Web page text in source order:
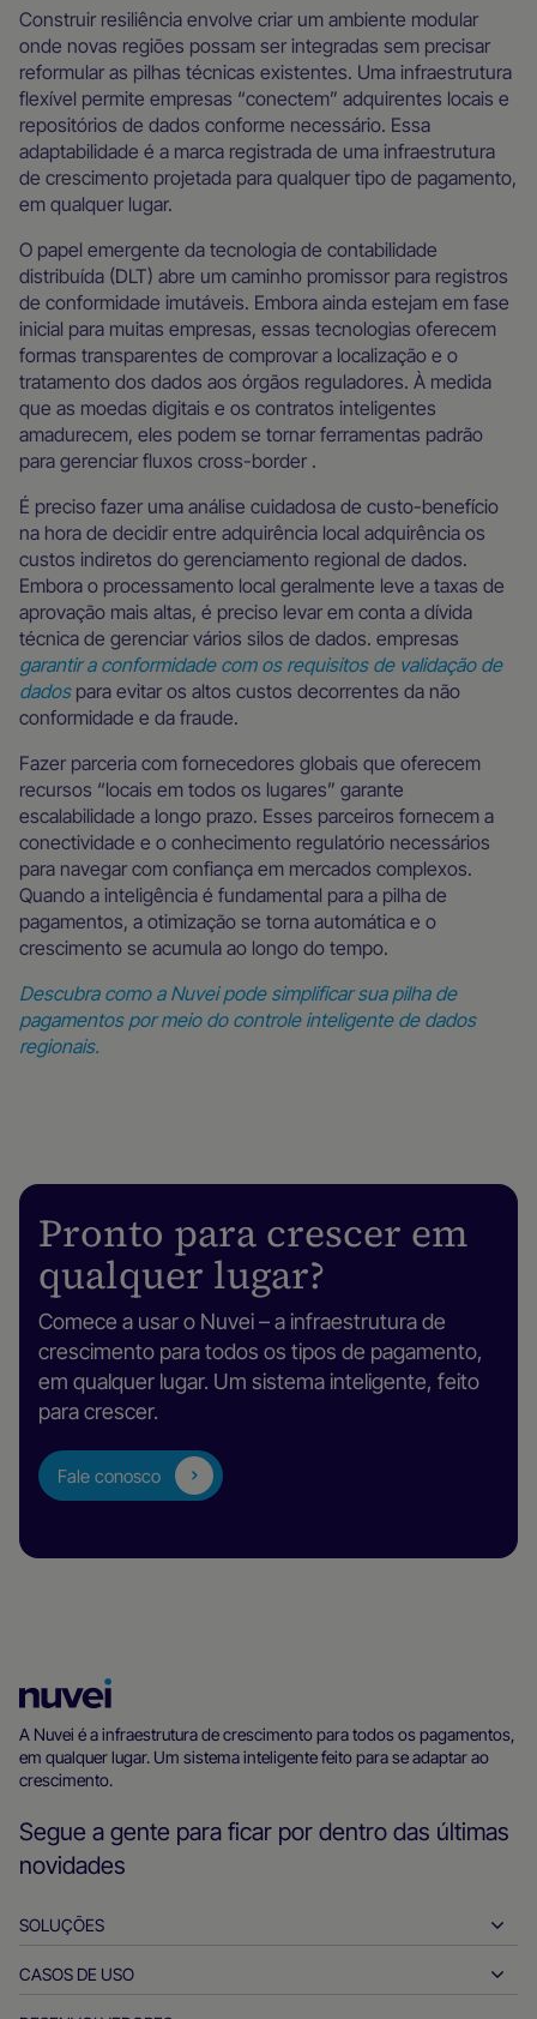
Construir resiliência envolve criar um ambiente modular
onde novas regiões possam ser integradas sem precisar
reformular as pilhas técnicas existentes. Uma infraestrutura
flexível permite empresas “conectem” adquirentes locais e
repositórios de dados conforme necessário. Essa
adaptabilidade é a marca registrada de uma infraestrutura
de crescimento projetada para qualquer tipo de pagamento,
em qualquer lugar.
O papel emergente da tecnologia de contabilidade
distribuída (DLT) abre um caminho promissor para registros
de conformidade imutáveis. Embora ainda estejam em fase
inicial para muitas empresas, essas tecnologias oferecem
formas transparentes de comprovar a localização e o
tratamento dos dados aos órgãos reguladores. À medida
que as moedas digitais e os contratos inteligentes
amadurecem, eles podem se tornar ferramentas padrão
para gerenciar fluxos cross-border .
É preciso fazer uma análise cuidadosa de custo-benefício
na hora de decidir entre adquirência local adquirência os
custos indiretos do gerenciamento regional de dados.
Embora o processamento local geralmente leve a taxas de
aprovação mais altas, é preciso levar em conta a dívida
técnica de gerenciar vários silos de dados. empresas
garantir a conformidade com os requisitos de validação de
dadospara evitar os altos custos decorrentes da não
conformidade e da fraude.
Fazer parceria com fornecedores globais que oferecem
recursos “locais em todos os lugares” garante
escalabilidade a longo prazo. Esses parceiros fornecem a
conectividade e o conhecimento regulatório necessários
para navegar com confiança em mercados complexos.
Quando a inteligência é fundamental para a pilha de
pagamentos, a otimização se torna automática e o
crescimento se acumula ao longo do tempo.
Descubra como a Nuvei pode simplificar sua pilha de
pagamentos por meio do controle inteligente de dados
regionais.
Pronto para crescer em
qualquer lugar?
Comece a usar o Nuvei – a infraestrutura de
crescimento para todos os tipos de pagamento,
em qualquer lugar. Um sistema inteligente, feito
para crescer.
Fale conosco
inicial
da
Nuvei
A Nuvei é a infraestrutura de crescimento para todos os pagamentos,
em qualquer lugar. Um sistema inteligente feito para se adaptar ao
crescimento.
Segue a gente para ficar por dentro das últimas
novidades
SOLUÇÕES
Payins
CASOS DE USO